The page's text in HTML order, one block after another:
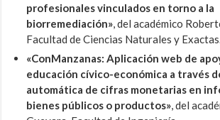
profesionales vinculados en torno a la
biorremediación», del académico
Facultad de Ciencias Naturales y
«ConManzanas: Aplicación web de
educación cívico-económica a través
automática de cifras monetarias en
bienes públicos o productos», del